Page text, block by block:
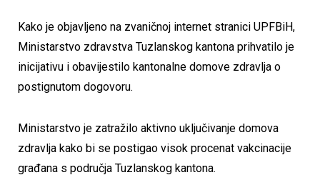
Kako je objavljeno na zvaničnoj internet stranici UPFBiH,
Ministarstvo zdravstva Tuzlanskog kantona prihvatilo je
inicijativu i obavijestilo kantonalne domove zdravlja o
postignutom dogovoru.
Ministarstvo je zatražilo aktivno uključivanje domova
zdravlja kako bi se postigao visok procenat vakcinacije
građana s područja Tuzlanskog kantona.